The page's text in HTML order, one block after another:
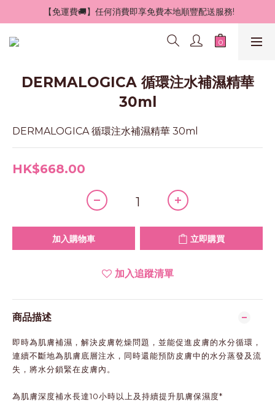
【免運費🚚】任何消費即享免費本地順豐配送服務!
DERMALOGICA 循環注水補濕精華
30ml
DERMALOGICA 循環注水補濕精華 30ml
HK$668.00
加入購物車 立即購買
加入追蹤清單
商品描述
即時為肌膚補濕，解決皮膚乾燥問題，並能促進皮膚的水分循環，
連續不斷地為肌膚底層注水，同時還能預防皮膚中的水分蒸發及流
失，將水分鎖緊在皮膚內。
為肌膚深度補水長達10小時以上及持續提升肌膚保濕度*